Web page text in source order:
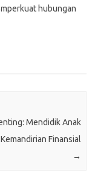
hubungan
Mendidik Anak
Finansial
→